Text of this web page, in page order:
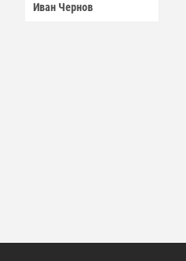
Иван Чернов